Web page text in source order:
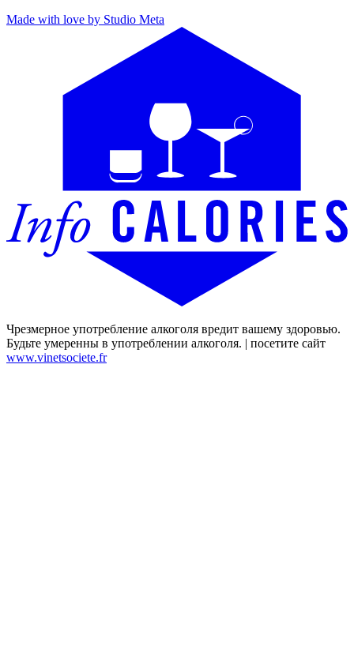
Made with love by Studio Meta
Чрезмерное употребление алкоголя вредит вашему здоровью.
Будьте умеренны в употреблении алкоголя. | посетите сайт
www.vinetsociete.fr